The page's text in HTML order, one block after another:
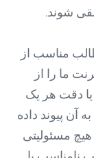
شوند.
مناسب از
ما را از
دقت هر یک
پیوند داده
باشد، باز می دارد. در نتیجه، XC Medico هیچ مسئولیتی